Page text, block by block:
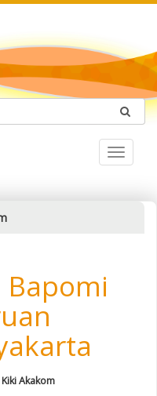
Toggle
Bapomi
Kiki Akakom